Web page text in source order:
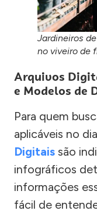
Jardineiros
no viveiro de
Arquivos
e Modelos de
Para quem
aplicáveis no
Digitais são
infográficos
informações
fácil de